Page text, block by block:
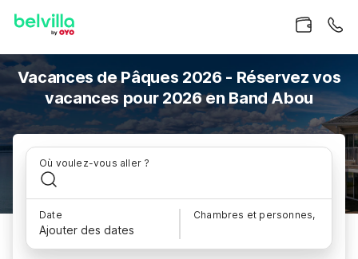
Vacances de Pâques 2026 - Réservez vos
vacances pour 2026 en Band Abou
Où voulez-vous aller ?
Date
Ajouter des dates
Chambres et personnes,